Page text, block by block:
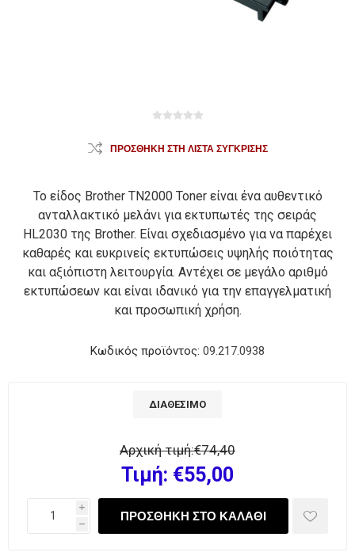
ΠΡΟΣΘΉΚΗ ΣΤΗ ΛΊΣΤΑ ΣΎΓΚΡΙΣΗΣ
Το είδος Brother TN2000 Toner είναι ένα αυθεντικό
ανταλλακτικό μελάνι για εκτυπωτές της σειράς
HL2030 της Brother. Είναι σχεδιασμένο για να παρέχει
καθαρές και ευκρινείς εκτυπώσεις υψηλής ποιότητας
και αξιόπιστη λειτουργία. Αντέχει σε μεγάλο αριθμό
εκτυπώσεων και είναι ιδανικό για την επαγγελματική
και προσωπική χρήση.
Κωδικός προϊόντος: 09.217.0938
ΔΙΑΘΈΣΙΜΟ
Αρχική τιμή:€74,40
Τιμή: €55,00
i
h